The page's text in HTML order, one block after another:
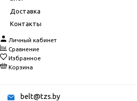
Доставка
Контакты
Личный кабинет
Сравнение
Избранное
Корзина
belt@tzs.by